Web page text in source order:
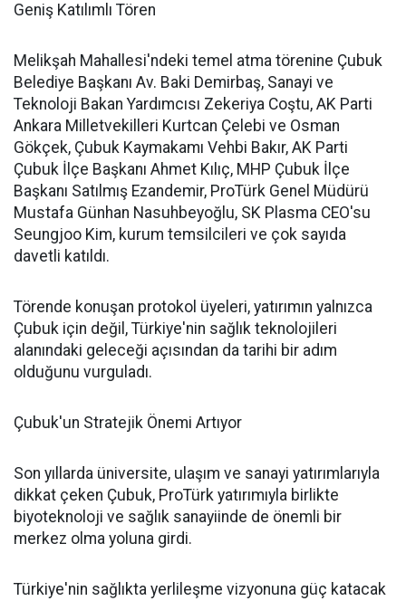
Geniş Katılımlı Tören
Melikşah Mahallesi'ndeki temel atma törenine Çubuk
Belediye Başkanı Av. Baki Demirbaş, Sanayi ve
Teknoloji Bakan Yardımcısı Zekeriya Coştu, AK Parti
Ankara Milletvekilleri Kurtcan Çelebi ve Osman
Gökçek, Çubuk Kaymakamı Vehbi Bakır, AK Parti
Çubuk İlçe Başkanı Ahmet Kılıç, MHP Çubuk İlçe
Başkanı Satılmış Ezandemir, ProTürk Genel Müdürü
Mustafa Günhan Nasuhbeyoğlu, SK Plasma CEO'su
Seungjoo Kim, kurum temsilcileri ve çok sayıda
davetli katıldı.
Törende konuşan protokol üyeleri, yatırımın yalnızca
Çubuk için değil, Türkiye'nin sağlık teknolojileri
alanındaki geleceği açısından da tarihi bir adım
olduğunu vurguladı.
Çubuk'un Stratejik Önemi Artıyor
Son yıllarda üniversite, ulaşım ve sanayi yatırımlarıyla
dikkat çeken Çubuk, ProTürk yatırımıyla birlikte
biyoteknoloji ve sağlık sanayiinde de önemli bir
merkez olma yoluna girdi.
Türkiye'nin sağlıkta yerlileşme vizyonuna güç katacak